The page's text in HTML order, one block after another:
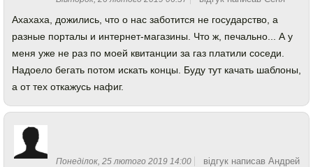
Ахахаха, дожились, что о нас заботится не государство, а
разные порталы и интернет-магазины. Что ж, печально... А у
меня уже не раз по моей квитанции за газ платили соседи.
Надоело бегать потом искать концы. Буду тут качать шаблоны,
а от тех откажусь нафиг.
Понеділок, 25 лютого 2019 14:00 відгук написав Андрей